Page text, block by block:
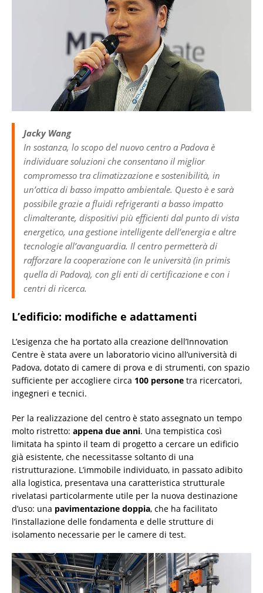
Jacky Wang
In sostanza, lo scopo del nuovo centro a Padova è
individuare soluzioni che consentano il miglior
compromesso tra climatizzazione e sostenibilità, in
un’ottica di basso impatto ambientale. Questo è e sarà
possibile grazie a fluidi refrigeranti a basso impatto
climalterante, dispositivi più efficienti dal punto di vista
energetico, una gestione intelligente dell’energia e altre
tecnologie all’avanguardia. Il centro permetterà di
rafforzare la cooperazione con le università (in primis
quella di Padova), con gli enti di certificazione e con i
centri di ricerca.
L’edificio: modifiche e adattamenti
L’esigenza che ha portato alla creazione dell’Innovation
Centre è stata avere un laboratorio vicino all’università di
Padova, dotato di camere di prova e di strumenti, con spazio
sufficiente per accogliere circa 100 persone tra ricercatori,
ingegneri e tecnici.
Per la realizzazione del centro è stato assegnato un tempo
molto ristretto: appena due anni. Una tempistica così
limitata ha spinto il team di progetto a cercare un edificio
già esistente, che necessitasse soltanto di una
ristrutturazione. L’immobile individuato, in passato adibito
alla logistica, presentava una caratteristica strutturale
rivelatasi particolarmente utile per la nuova destinazione
d’uso: una pavimentazione doppia, che ha facilitato
l’installazione delle fondamenta e delle strutture di
isolamento necessarie per le camere di test.